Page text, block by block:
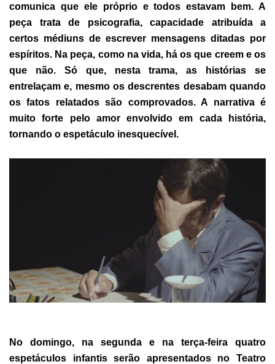
comunica que ele próprio e todos estavam bem. A
peça trata de psicografia, capacidade atribuída a
certos médiuns de escrever mensagens ditadas por
espíritos. Na peça, como na vida, há os que creem e os
que não. Só que, nesta trama, as histórias se
entrelaçam e, mesmo os descrentes desabam quando
os fatos relatados são comprovados. A narrativa é
muito forte pelo amor envolvido em cada história,
tornando o espetáculo inesquecível.
No domingo, na segunda e na terça-feira quatro
espetáculos infantis serão apresentados no Teatro